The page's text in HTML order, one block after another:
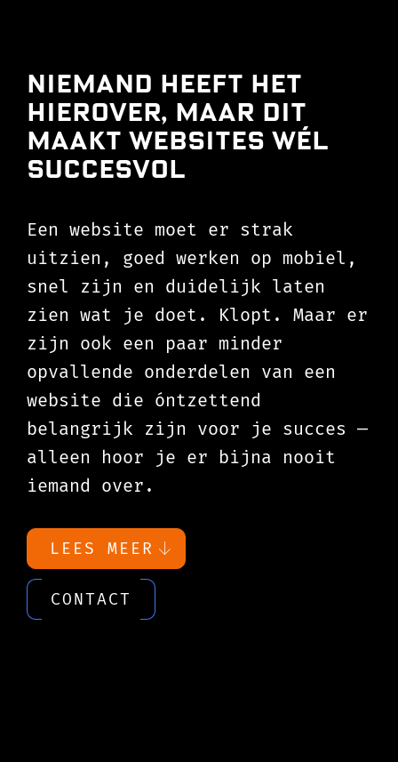
Niemand heeft het
hierover, maar dit
maakt websites wél
succesvol
Een website moet er strak
uitzien, goed werken op mobiel,
snel zijn en duidelijk laten
zien wat je doet. Klopt. Maar er
zijn ook een paar minder
opvallende onderdelen van een
website die óntzettend
belangrijk zijn voor je succes —
alleen hoor je er bijna nooit
iemand over.
LEES MEER
CONTACT